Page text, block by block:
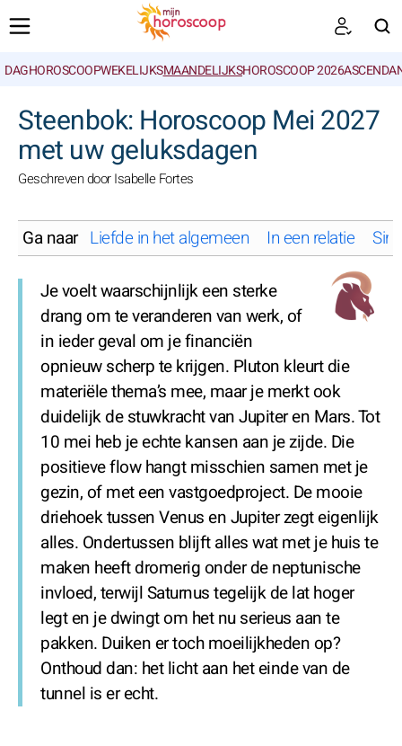
DAGHOROSCOOPWEKELIJKSMAANDELIJKSHOROSCOOP 2026
Steenbok: Horoscoop Mei 2027
met uw geluksdagen
Geschreven door Isabelle Fortes
Ga naar Liefde in het algemeen In een relatie
Je voelt waarschijnlijk een sterke
drang om te veranderen van werk, of
in ieder geval om je financiën
opnieuw scherp te krijgen. Pluton kleurt die
materiële thema’s mee, maar je merkt ook
duidelijk de stuwkracht van Jupiter en Mars. Tot
10 mei heb je echte kansen aan je zijde. Die
positieve flow hangt misschien samen met je
gezin, of met een vastgoedproject. De mooie
driehoek tussen Venus en Jupiter zegt eigenlijk
alles. Ondertussen blijft alles wat met je huis te
maken heeft dromerig onder de neptunische
invloed, terwijl Saturnus tegelijk de lat hoger
legt en je dwingt om het nu serieus aan te
pakken. Duiken er toch moeilijkheden op?
Onthoud dan: het licht aan het einde van de
tunnel is er echt.